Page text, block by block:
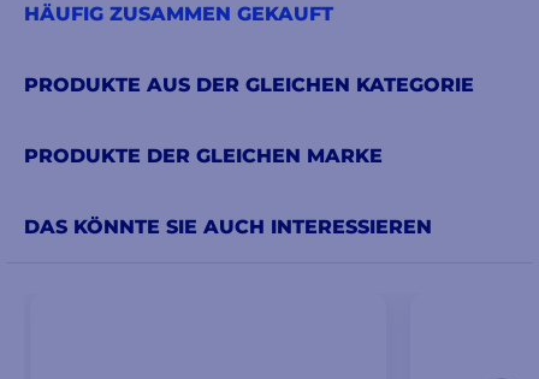
HÄUFIG ZUSAMMEN GEKAUFT
PRODUKTE AUS DER GLEICHEN KATEGORIE
PRODUKTE DER GLEICHEN MARKE
DAS KÖNNTE SIE AUCH INTERESSIEREN